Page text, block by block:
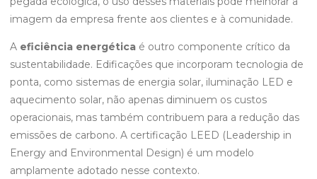
imagem da empresa frente aos clientes e à comunidade.
A eficiência energética é outro componente crítico da
sustentabilidade. Edificações que incorporam tecnologia de
ponta, como sistemas de energia solar, iluminação LED e
aquecimento solar, não apenas diminuem os custos
operacionais, mas também contribuem para a redução das
emissões de carbono. A certificação LEED (Leadership in
Energy and Environmental Design) é um modelo
amplamente adotado nesse contexto.